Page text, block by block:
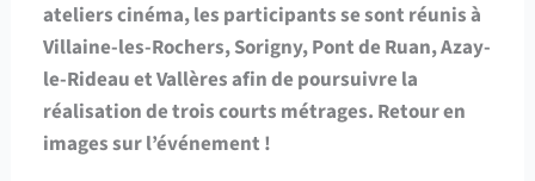
ateliers cinéma, les participants se sont réunis à
Villaine-les-Rochers, Sorigny, Pont de Ruan, Azay-
le-Rideau et Vallères afin de poursuivre la
réalisation de trois courts métrages. Retour en
images sur l’événement !